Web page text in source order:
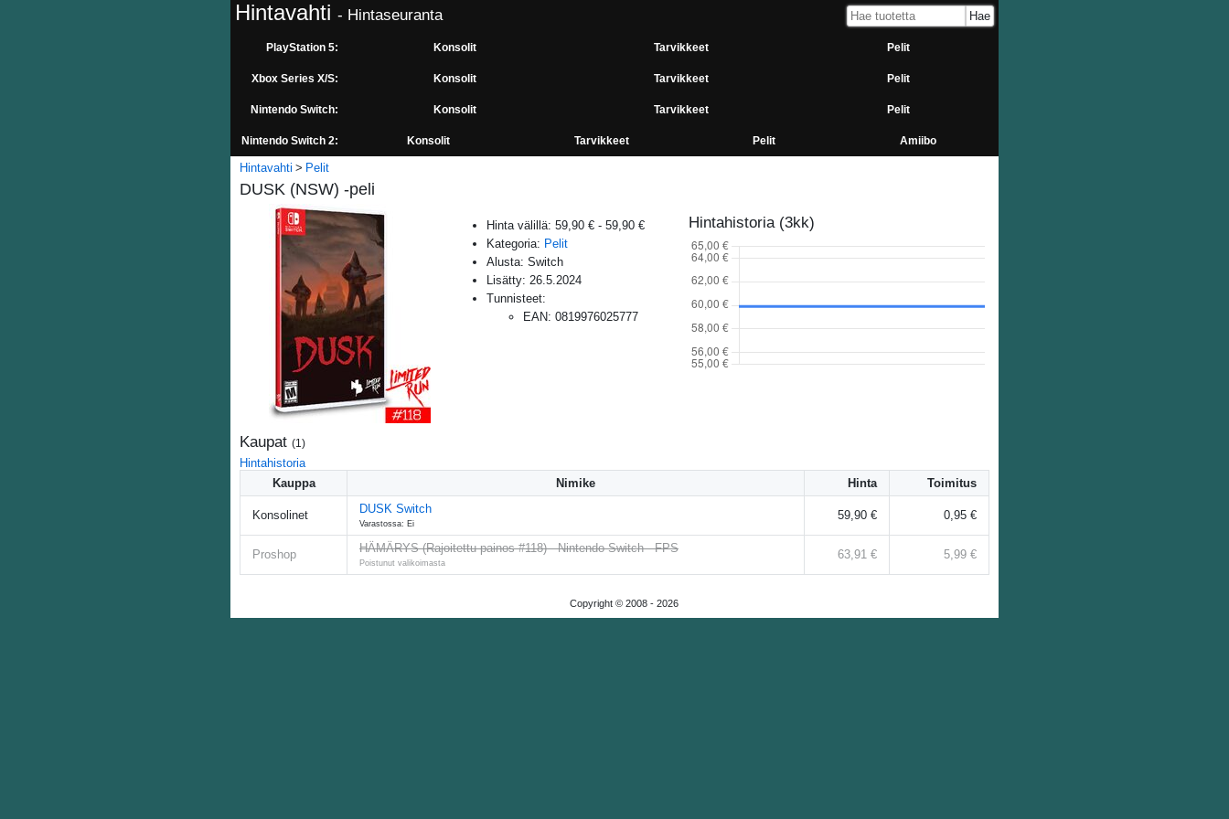
Hintavahti - Hintaseuranta
PlayStation 5: Konsolit Tarvikkeet Pelit
Xbox Series X/S: Konsolit Tarvikkeet Pelit
Nintendo Switch: Konsolit Tarvikkeet Pelit
Nintendo Switch 2: Konsolit Tarvikkeet Pelit Amiibo
Hintavahti Pelit
DUSK (NSW) -peli
Hinta välillä: 59,90 € - 59,90 €
Kategoria: Pelit
Alusta: Switch
Lisätty: 26.5.2024
Tunnisteet:
EAN: 0819976025777
Hintahistoria (3kk)
Kaupat (1 )
Hintahistoria
Kauppa
Nimike Hinta Toimitus
Konsolinet DUSK Switch
Varastossa: Ei
59,90 € 0,95 €
Proshop HÄMÄRYS (Rajoitettu painos #118) - Nintendo Switch - FPS
Poistunut valikoimasta
63,91 € 5,99 €
Copyright © 2008 - 2026